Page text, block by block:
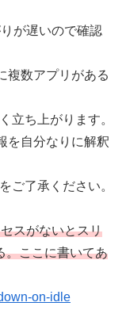
が遅いので確認
複数アプリがある
立ち上がります。
を自分なりに解釈
ご了承ください。
スがないとスリ
。ここに書いてあ
on-idle